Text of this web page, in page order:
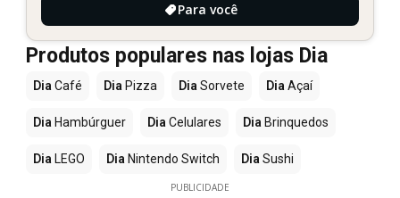
Para você
Produtos populares nas lojas Dia
Dia Café Dia Pizza Dia Sorvete Dia Açaí
Dia Hambúrguer Dia Celulares Dia Brinquedos
Dia LEGO Dia Nintendo Switch Dia Sushi
PUBLICIDADE